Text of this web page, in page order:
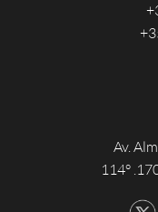
Av.
114°